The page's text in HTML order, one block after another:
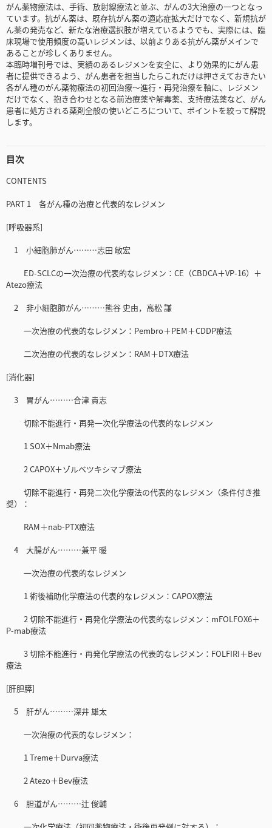
がん薬物療法は、手術、放射線療法と並ぶ、がんの3大治療の一つとなっ
ています。抗がん薬は、既存抗がん薬の適応症拡大だけでなく、新規抗が
ん薬の発売など、新たな治療選択肢が増えているようでも、実際には、臨
床現場で使用頻度の高いレジメンは、以前よりある抗がん薬がメインで
あることが珍しくありません。
本臨時増刊号では、実績のあるレジメンを安全に、より効果的にがん患
者に提供できるよう、がん患者を担当したらこれだけは押さえておきたい
各がん種のがん薬物療法の初回治療～進行・再発治療を軸に、レジメン
だけでなく、抱き合わせとなる前治療薬や解毒薬、支持療法薬など、がん
患者に処方される薬剤全般の使いどころについて、ポイントを絞って解説
します。
目次
CONTENTS
PART 1 各がん種の治療と代表的なレジメン
[呼吸器系]
1 小細胞肺がん………志田 敏宏
ED-SCLCの一次治療の代表的なレジメン：CE（CBDCA＋VP-16）＋
Atezo療法
2 非小細胞肺がん………熊谷 史由，高松 謙
一次治療の代表的なレジメン：Pembro＋PEM＋CDDP療法
二次治療の代表的なレジメン：RAM＋DTX療法
[消化器]
3 胃がん………合津 貴志
切除不能進行・再発一次化学療法の代表的なレジメン
1 SOX＋Nmab療法
2 CAPOX＋ゾルベツキシマブ療法
切除不能進行・再発二次化学療法の代表的なレジメン（条件付き推
奨）：
RAM＋nab-PTX療法
4 大腸がん………兼平 暖
一次治療の代表的なレジメン
1 術後補助化学療法の代表的なレジメン：CAPOX療法
2 切除不能進行・再発化学療法の代表的なレジメン：mFOLFOX6＋
P-mab療法
3 切除不能進行・再発化学療法の代表的なレジメン：FOLFIRI＋Bev
療法
[肝胆膵]
5 肝がん………深井 雄太
一次治療の代表的なレジメン：
1 Treme＋Durva療法
2 Atezo＋Bev療法
6 胆道がん………辻 俊輔